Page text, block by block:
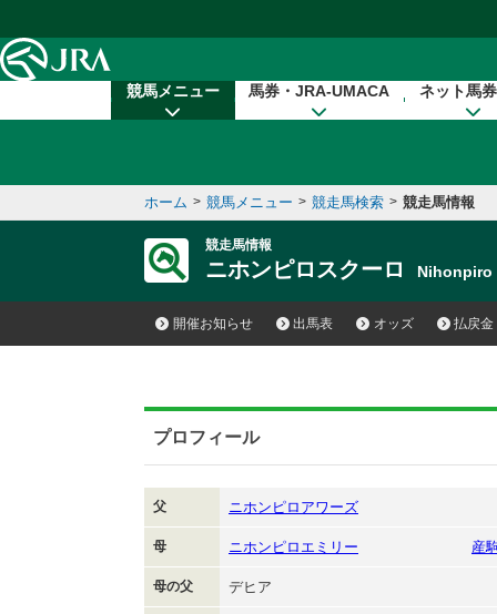
競馬メニュー 馬券・JRA-UMACA ネット馬
ホーム > 競馬メニュー > 競走馬検索 > 競走馬情報
競走馬情報
ニホンピロスクーロ Nihonpiro
開催お知らせ 出馬表 オッズ 払戻金
プロフィール
父 ニホンピロアワーズ
母 ニホンピロエミリー 産
母の父 デヒア